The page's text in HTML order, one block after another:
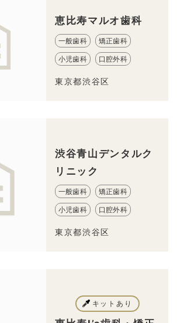
恵比寿マルオ歯科
一般歯科 矯正歯科
小児歯科 口腔外科
東京都渋谷区
渋谷青山デンタルク
リニック
一般歯科 矯正歯科
小児歯科 口腔外科
東京都渋谷区
キットあり